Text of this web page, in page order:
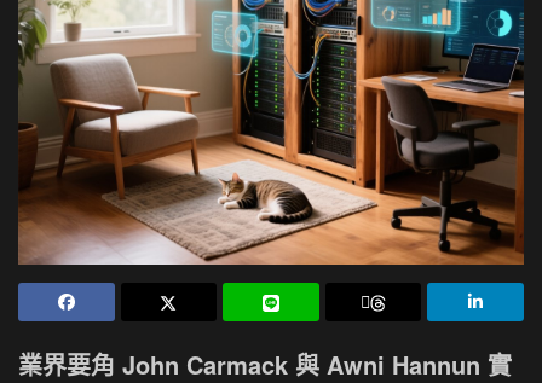
業界要角 John Carmack 與 Awni Hannun 實